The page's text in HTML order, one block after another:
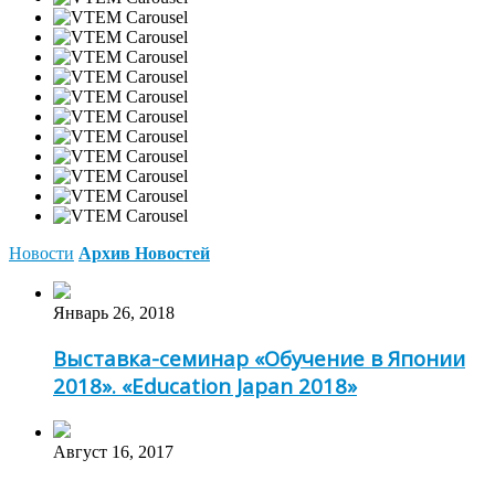
Новости Архив Новостей
Январь 26, 2018
Выставка-семинар «Обучение в Японии
2018». «Education Japan 2018»
Август 16, 2017